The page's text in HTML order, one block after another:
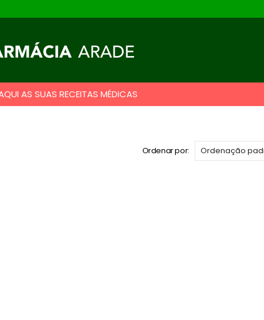
AS SUAS RECEITAS MÉDICAS
Ordenar por: